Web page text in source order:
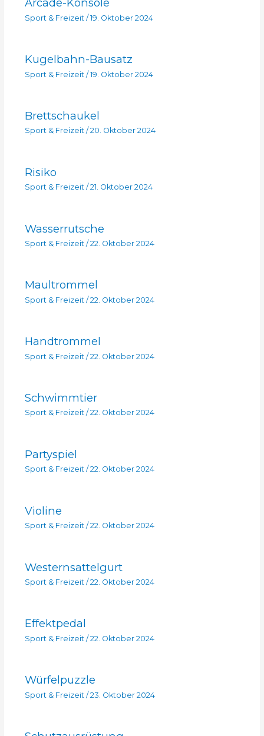
Arcade-Konsole
Sport & Freizeit / 19. Oktober 2024
Kugelbahn-Bausatz
Sport & Freizeit /19. Oktober 2024
Brettschaukel
Sport & Freizeit/ 20. Oktober 2024
Risiko
Sport & Freizeit/ 21. Oktober 2024
Wasserrutsche
Sport & Freizeit/ 22. Oktober 2024
Maultrommel
Sport & Freizeit / 22. Oktober 2024
Handtrommel
Sport & Freizeit /22. Oktober 2024
Schwimmtier
Sport & Freizeit/ 22. Oktober 2024
Partyspiel
Sport & Freizeit/ 22. Oktober 2024
Violine
Sport & Freizeit/ 22. Oktober 2024
Westernsattelgurt
Sport & Freizeit / 22. Oktober 2024
Effektpedal
Sport & Freizeit /22. Oktober 2024
Würfelpuzzle
Sport & Freizeit /23. Oktober 2024